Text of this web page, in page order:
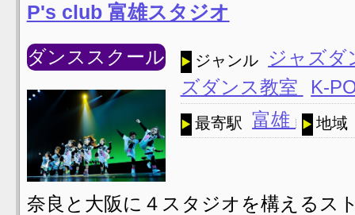
P's club 富雄スタジオ
ダンススクール ジャンル
ジャズ
ズダンス教室
K-
最寄駅 富雄 地域
奈良と大阪に４スタジオを構えるス